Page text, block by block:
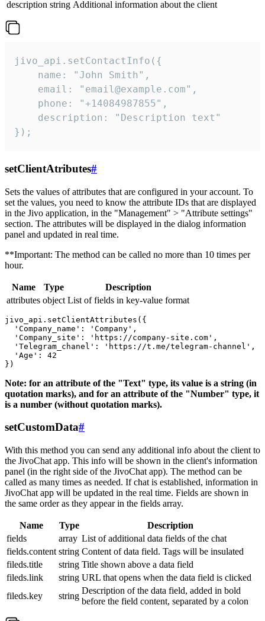
description string Additional information about the client
jivo_api.setContactInfo({
    name: "John Smith",
    email: "email@example.com",
    phone: "+14084987855",
    description: "Description text"
});
setClientAtributes#
Sets the values ​​of attributes that are configured in your account. To
set the values, you need to know the attribute IDs that are displayed
in the Jivo application, in the "Management" > "Attribute settings"
section. The attributes will be displayed in the dialog information
panel and updated in real time.
**Important: The method can be called no more than 10 times per
hour.
Name Type
Description
attributes object List of fields in key-value format
jivo_api.setClientAttributes({
  'Company_name': 'Company',
  'Company_site': 'https://company-site.com',
  'Telegram_chanel': 'https://t.me/telegram-channel',
  'Age': 42
Note: for an attribute of the "Text" type, its value is a string (in
quotation marks), and for an attribute of the "Number" type, it
is a number (without quotation marks).
setCustomData#
With this method you can send any additional info about the client to
the JivoChat app. This info will be shown in the client's information
panel (in the right side of the JivoChat app). The method can be
called as many times as needed. If chat is established, information in
JivoChat app will be updated in the real time. Fields are shown in
the same order as they appear in the fields array.
Name Type
Description
fields
array List of additional data fields of the chat
fields.content string Content of data field. Tags will be insulated
fileds.title
string Title shown above a data field
fileds.link
string URL that opens when the data field is clicked
fileds.key
string
Description of the data field, added in bold
before the field content, separated by a colon